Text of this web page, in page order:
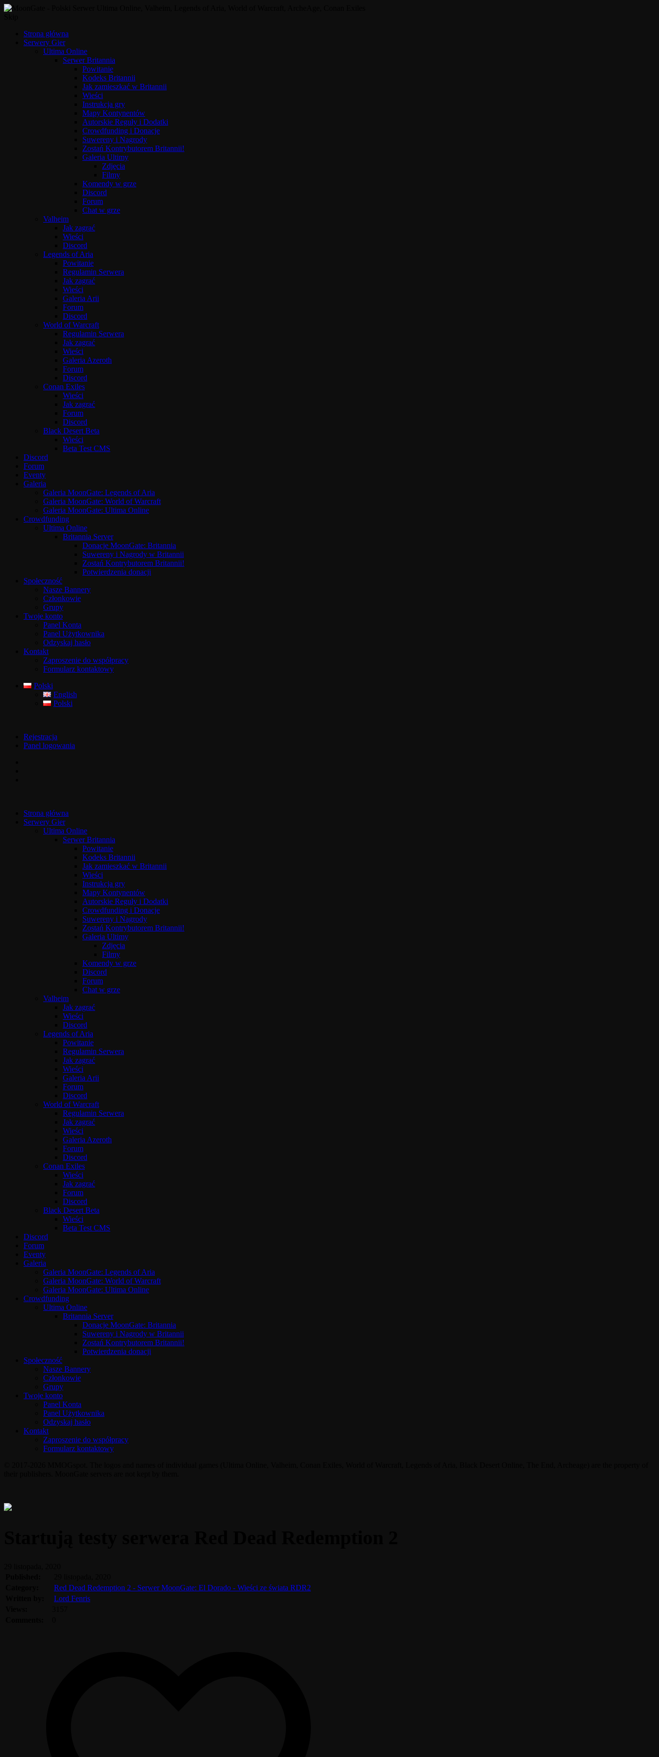
Strona główna
Serwery Gier
Ultima Online
Serwer Britannia
Powitanie
Kodeks Britannii
Jak zamieszkać w Britannii
Wieści
Instrukcja gry
Mapy Kontynentów
Autorskie Reguły i Dodatki
Crowdfunding i Donacje
Suwereny i Nagrody
Zostań Kontrybutorem Britannii!
Galeria Ultimy
Zdjęcia
Filmy
Komendy w grze
Discord
Forum
Chat w grze
Valheim
Jak zagrać
Wieści
Discord
Legends of Aria
Powitanie
Regulamin Serwera
Jak zagrać
Wieści
Galeria Arii
Forum
Discord
World of Warcraft
Regulamin Serwera
Jak zagrać
Wieści
Galeria Azeroth
Forum
Discord
Conan Exiles
Wieści
Jak zagrać
Forum
Discord
Black Desert Beta
Wieści
Beta Test CMS
Discord
Forum
Eventy
Galeria
Galeria MoonGate: Legends of Aria
Galeria MoonGate: World of Warcraft
Galeria MoonGate: Ultima Online
Crowdfunding
Ultima Online
Britannia Server
Donacje MoonGate: Britannia
Suwereny i Nagrody w Britannii
Zostań Kontrybutorem Britannii!
Potwierdzenia donacji
Społeczność
Nasze Bannery
Członkowie
Grupy
Twoje konto
Panel Konta
Panel Użytkownika
Odzyskaj hasło
Kontakt
Zaproszenie do współpracy
Formularz kontaktowy
Polski
English
Polski
Rejestracja
Panel logowania
Strona główna
Serwery Gier
Ultima Online
Serwer Britannia
Powitanie
Kodeks Britannii
Jak zamieszkać w Britannii
Wieści
Instrukcja gry
Mapy Kontynentów
Autorskie Reguły i Dodatki
Crowdfunding i Donacje
Suwereny i Nagrody
Zostań Kontrybutorem Britannii!
Galeria Ultimy
Zdjęcia
Filmy
Komendy w grze
Discord
Forum
Chat w grze
Valheim
Jak zagrać
Wieści
Discord
Legends of Aria
Powitanie
Regulamin Serwera
Jak zagrać
Wieści
Galeria Arii
Forum
Discord
World of Warcraft
Regulamin Serwera
Jak zagrać
Wieści
Galeria Azeroth
Forum
Discord
Conan Exiles
Wieści
Jak zagrać
Forum
Discord
Black Desert Beta
Wieści
Beta Test CMS
Discord
Forum
Eventy
Galeria
Galeria MoonGate: Legends of Aria
Galeria MoonGate: World of Warcraft
Galeria MoonGate: Ultima Online
Crowdfunding
Ultima Online
Britannia Server
Donacje MoonGate: Britannia
Suwereny i Nagrody w Britannii
Zostań Kontrybutorem Britannii!
Potwierdzenia donacji
Społeczność
Nasze Bannery
Członkowie
Grupy
Twoje konto
Panel Konta
Panel Użytkownika
Odzyskaj hasło
Kontakt
Zaproszenie do współpracy
Formularz kontaktowy
Red Dead Redemption 2 - Serwer MoonGate: El Dorado - Wieści ze świata RDR2
Lord Fenris